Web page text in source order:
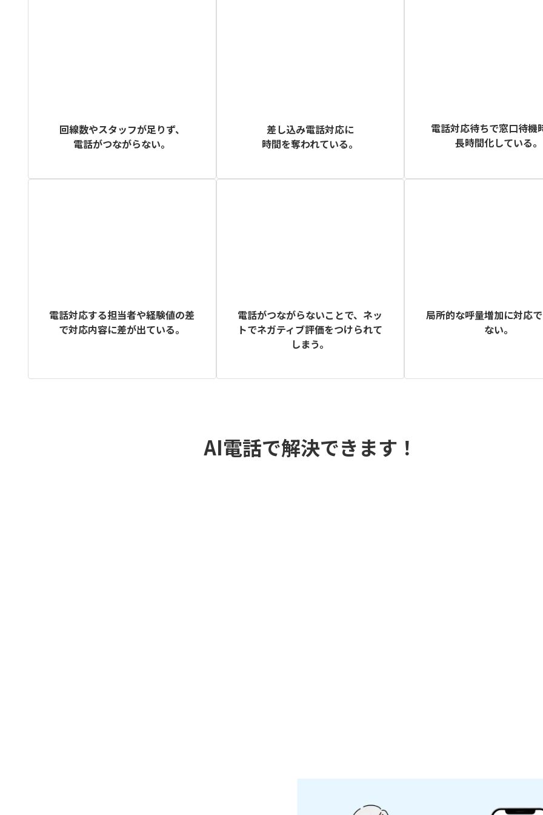
回線数やスタッフが足りず、
電話がつながらない。
差し込み電話対応に
時間を奪われている。
電話対応待ちで窓口待機
長時間化している。
電話対応する担当者や経験値の差
で対応内容に差が出ている。
電話がつながらないことで、ネッ
トでネガティブ評価をつけられて
しまう。
局所的な呼量増加に対応
ない。
AI電話で解決できます！